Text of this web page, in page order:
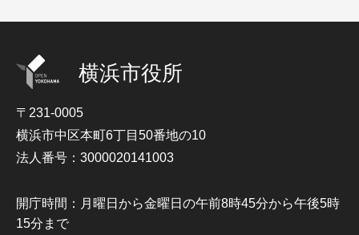
横浜市役所
〒231-0005
横浜市中区本町6丁目50番地の10
法人番号：3000020141003
開庁時間：月曜日から金曜日の午前8時45分から午後5時
15分まで